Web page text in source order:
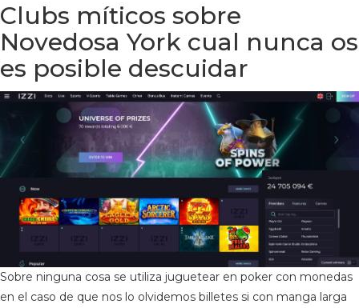
Clubs míticos sobre
Novedosa York cual nunca os
es posible descuidar
Sobre ninguna cosa se utiliza juguetear en poker con monedas
en el caso de que nos lo olvidemos billetes si con manga larga